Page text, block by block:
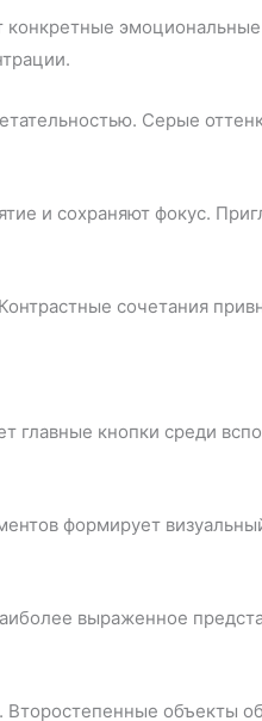
конкретные
Серые
и сохраняют фокус.
сочетания
главные кнопки среди
формирует
выраженное
Второстепенные объекты